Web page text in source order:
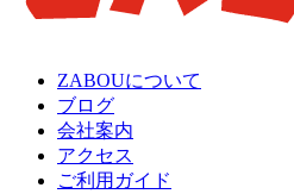
ZABOUについて
ブログ
会社案内
アクセス
ご利用ガイド